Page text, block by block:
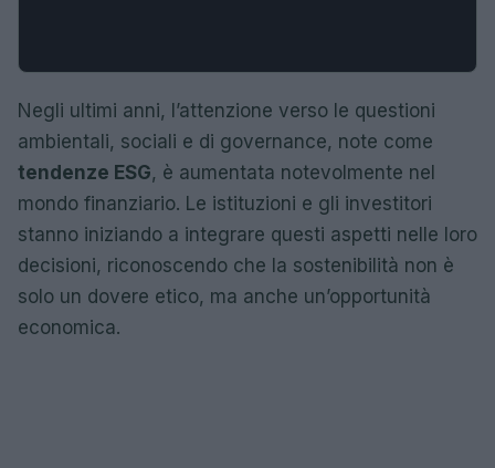
Negli ultimi anni, l’attenzione verso le questioni
ambientali, sociali e di governance, note come
tendenze ESG, è aumentata notevolmente nel
mondo finanziario. Le istituzioni e gli investitori
stanno iniziando a integrare questi aspetti nelle loro
decisioni, riconoscendo che la sostenibilità non è
solo un dovere etico, ma anche un’opportunità
economica.